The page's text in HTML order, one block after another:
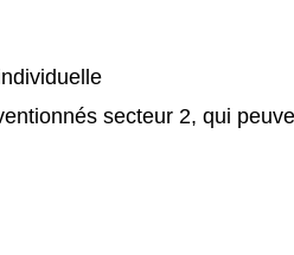
secteur 2, qui